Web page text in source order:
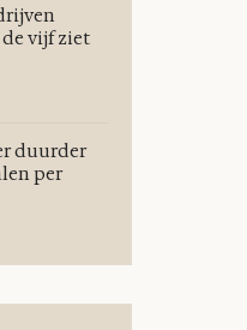
de vijf ziet
duurder
per